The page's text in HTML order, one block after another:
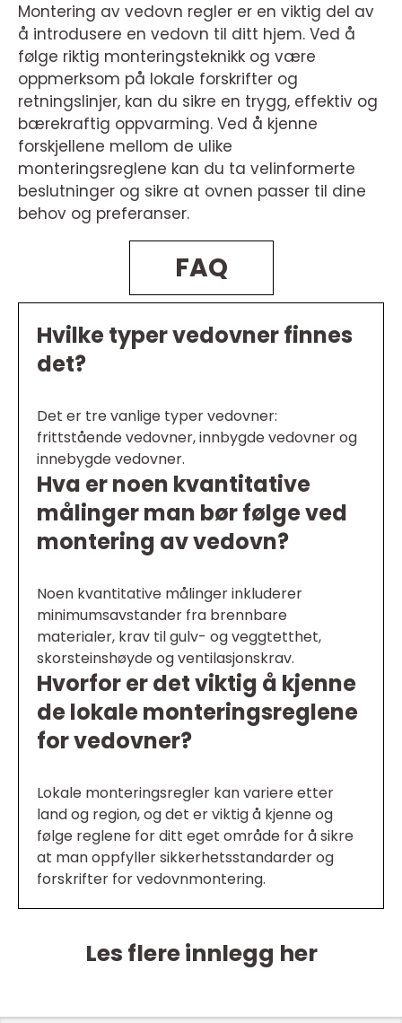
Montering av vedovn regler er en viktig del av
å introdusere en vedovn til ditt hjem. Ved å
følge riktig monteringsteknikk og være
oppmerksom på lokale forskrifter og
retningslinjer, kan du sikre en trygg, effektiv og
bærekraftig oppvarming. Ved å kjenne
forskjellene mellom de ulike
monteringsreglene kan du ta velinformerte
beslutninger og sikre at ovnen passer til dine
behov og preferanser.
FAQ
Hvilke typer vedovner finnes
det?
Det er tre vanlige typer vedovner:
frittstående vedovner, innbygde vedovner og
innebygde vedovner.
Hva er noen kvantitative
målinger man bør følge ved
montering av vedovn?
Noen kvantitative målinger inkluderer
minimumsavstander fra brennbare
materialer, krav til gulv- og veggtetthet,
skorsteinshøyde og ventilasjonskrav.
Hvorfor er det viktig å kjenne
de lokale monteringsreglene
for vedovner?
Lokale monteringsregler kan variere etter
land og region, og det er viktig å kjenne og
følge reglene for ditt eget område for å sikre
at man oppfyller sikkerhetsstandarder og
forskrifter for vedovnmontering.
Les flere innlegg her